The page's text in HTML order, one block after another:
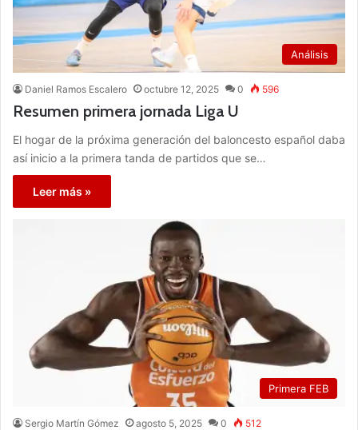
Análisis
Daniel Ramos Escalero octubre 12, 2025 0 596
Resumen primera jornada Liga U
El hogar de la próxima generación del baloncesto español daba
así inicio a la primera tanda de partidos que se…
Leer más »
Primera FEB
Sergio Martín Gómez agosto 5, 2025 0 512